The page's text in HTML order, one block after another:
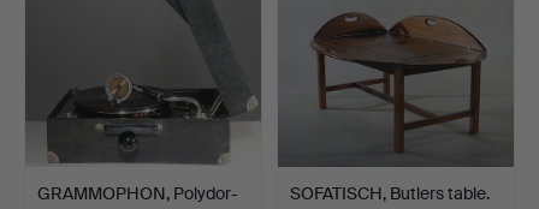
GRAMMOPHON, Polydor-
SOFATISCH, Butlers table.